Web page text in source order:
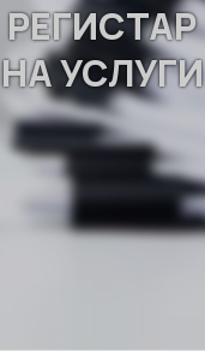
РЕГИСТАР
НА УСЛУГИ